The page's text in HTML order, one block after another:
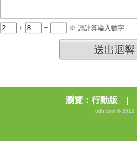
+ = ※ 請計算輸入數字
送出迴響
瀏覽： 行動版 |
udn.com © 2012